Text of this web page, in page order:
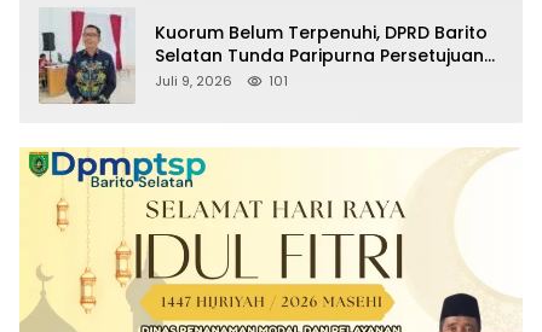
Kuorum Belum Terpenuhi, DPRD Barito
Selatan Tunda Paripurna Persetujuan
Raperda Pertanggungjawaban APBD
Juli 9, 2026 101